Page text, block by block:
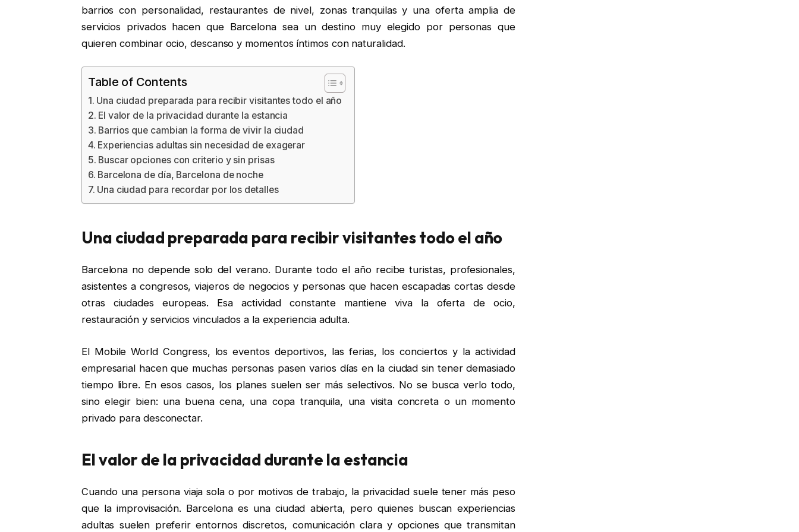
barrios con personalidad, restaurantes de nivel, zonas tranquilas y una oferta amplia de
servicios privados hacen que Barcelona sea un destino muy elegido por personas que
quieren combinar ocio, descanso y momentos íntimos con naturalidad.
Table of Contents
Una ciudad preparada para recibir visitantes todo el año
El valor de la privacidad durante la estancia
Barrios que cambian la forma de vivir la ciudad
Experiencias adultas sin necesidad de exagerar
Buscar opciones con criterio y sin prisas
Barcelona de día, Barcelona de noche
Una ciudad para recordar por los detalles
Una ciudad preparada para recibir visitantes todo el año
Barcelona no depende solo del verano. Durante todo el año recibe turistas, profesionales,
asistentes a congresos, viajeros de negocios y personas que hacen escapadas cortas desde
otras ciudades europeas. Esa actividad constante mantiene viva la oferta de ocio,
restauración y servicios vinculados a la experiencia adulta.
El Mobile World Congress, los eventos deportivos, las ferias, los conciertos y la actividad
empresarial hacen que muchas personas pasen varios días en la ciudad sin tener demasiado
tiempo libre. En esos casos, los planes suelen ser más selectivos. No se busca verlo todo,
sino elegir bien: una buena cena, una copa tranquila, una visita concreta o un momento
privado para desconectar.
El valor de la privacidad durante la estancia
Cuando una persona viaja sola o por motivos de trabajo, la privacidad suele tener más peso
que la improvisación. Barcelona es una ciudad abierta, pero quienes buscan experiencias
adultas suelen preferir entornos discretos, comunicación clara y opciones que transmitan